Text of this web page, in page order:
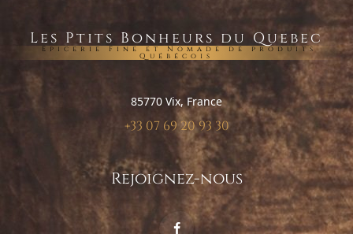
Les Ptits Bonheurs du Quebec
Epicerie Fine et Nomade de produits
Québécois
85770 Vix, France
+33 07 69 20 93 30
Rejoignez-nous